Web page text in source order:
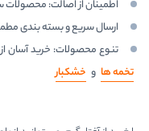
اطمینان از اصالت:
ارسال سریع و بسته بندی
تنوع محصولات: خرید آسان
تخمه ها و خشکبار